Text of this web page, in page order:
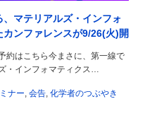
マテリアルズ・インフォ
ンファレンスが9/26(火)開
約はこちら今まさに、第一線で
・インフォマティクス…
ナー, 会告, 化学者のつぶやき